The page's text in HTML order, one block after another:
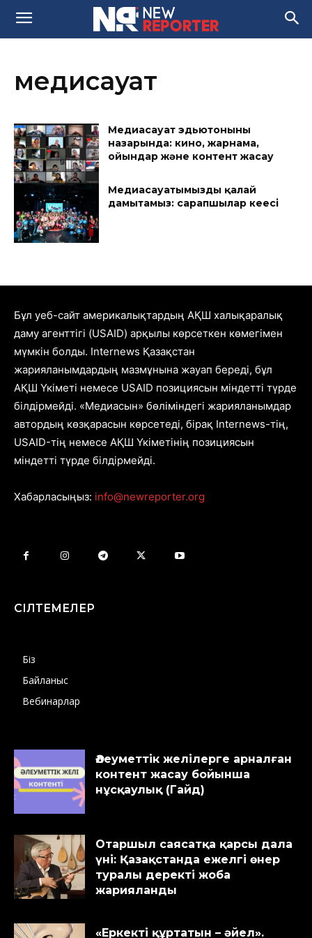
медисауат
Медиасауат эдьютонының
назарында: кино, жарнама,
ойындар және контент жасау
Медиасауатымызды қалай
дамытамыз: сарапшылар кеңесі
Бұл уеб-сайт америкалықтардың АҚШ халықаралық
даму агенттігі (USAID) арқылы көрсеткен көмегімен
мүмкін болды. Internews Қазақстан
жарияланымдардың мазмұнына жауап береді, бұл
АҚШ Үкіметі немесе USAID позициясын міндетті түрде
білдірмейді. «Медиасын» бөліміндегі жарияланымдар
автордың көзқарасын көрсетеді, бірақ Internews-тің,
USAID-тің немесе АҚШ Үкіметінің позициясын
міндетті түрде білдірмейді.
Хабарласыңыз: info@newreporter.org
СІЛТЕМЕЛЕР
Біз
Байланыс
Вебинарлар
Әлеуметтік желілерге арналған
контент жасау бойынша
нұсқаулық (Гайд)
Отаршыл саясатқа қарсы дала
үні: Қазақстанда ежелгі өнер
туралы деректі жоба
жарияланды
«Еркекті құртатын – әйел».